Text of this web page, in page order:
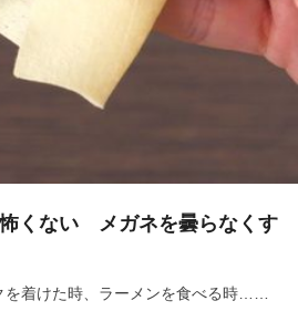
i
e
くない メガネを曇らなくす
を着けた時、ラーメンを食べる時……